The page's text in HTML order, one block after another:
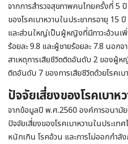
จากการสำรวจสุขภาพคนไทยครั้งที่ 5
ของโรคเบาหวานในประชากรอายุ 15
และส่วนใหญ่เป็นผู้หญิงที่มีภาวะอ้วนเพิ่
ร้อยละ 9.8 และผู้ชายร้อยละ 7.8 นอกจ
สาเหตุการเสียชีวิตติดอันดับ 2 ของผู้ห
ติดอันดับ 7 ของการเสียชีวิตด้วยโรคเบ
ปัจจัยเสี่ยงของโรคเบาห
จากข้อมูลปี พ.ศ.2560 องค์การอนามัย
ปัจจัยเสี่ยงของโรคเบาหวานในประเท
หนักเกิน โรคอ้วน และการไม่ออกกำลั